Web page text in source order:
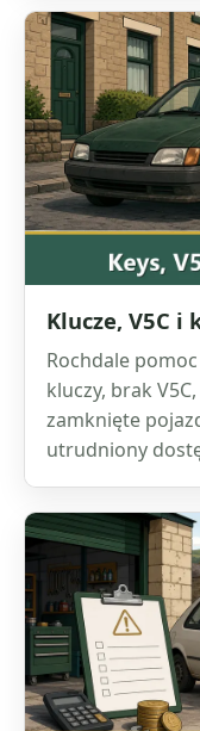
Klucze, V5C
Rochdale
kluczy, brak
zamknięte
utrudniony